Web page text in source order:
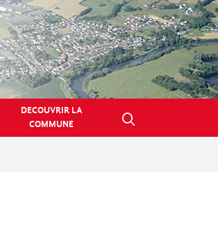
DECOUVRIR LA
COMMUNE